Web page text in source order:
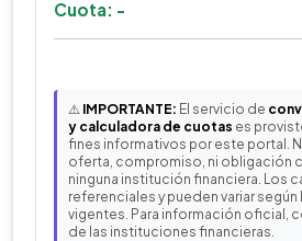
Cuota: -
⚠️ IMPORTANTE: El servicio de
y calculadora de cuotas es
fines informativos por este portal.
oferta, compromiso, ni obligación
ninguna institución financiera. Los
referenciales y pueden variar
vigentes. Para información oficial,
de las instituciones financieras.